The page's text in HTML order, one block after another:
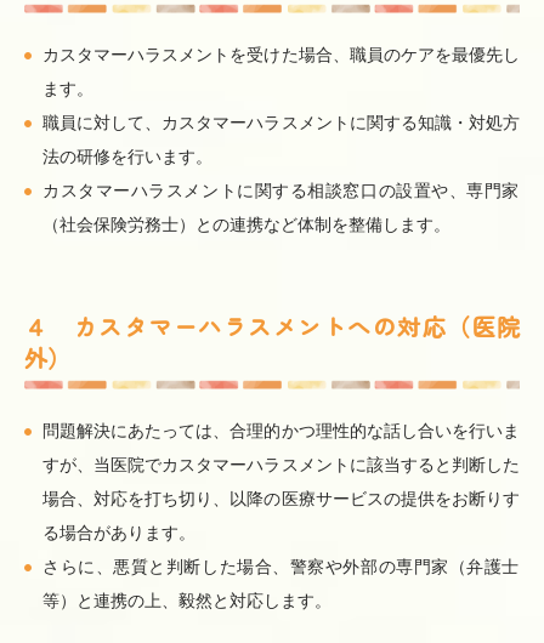
カスタマーハラスメントを受けた場合、職員のケアを最優先し
ます。
職員に対して、カスタマーハラスメントに関する知識・対処方
法の研修を行います。
カスタマーハラスメントに関する相談窓口の設置や、専門家
（社会保険労務士）との連携など体制を整備します。
４ カスタマーハラスメントへの対応（医院
外）
問題解決にあたっては、合理的かつ理性的な話し合いを行いま
すが、当医院でカスタマーハラスメントに該当すると判断した
場合、対応を打ち切り、以降の医療サービスの提供をお断りす
る場合があります。
さらに、悪質と判断した場合、警察や外部の専門家（弁護士
等）と連携の上、毅然と対応します。